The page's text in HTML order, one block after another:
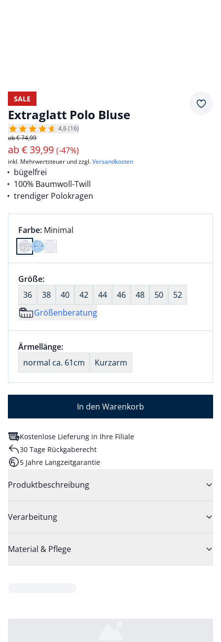
SALE
Extraglatt Polo Bluse
4,6 (16)
ab € 74,99
ab€ 39,99 (-47%)
inkl. Mehrwertsteuer und zzgl.Versandkosten
bügelfrei
100% Baumwoll-Twill
trendiger Polokragen
Farbauswahl:
Farbe: aktuell ausgewählt:
Minimal
Farbe Minimal ausgewählt
Größenauswahl:
Größe:nichts ausgewählt
36
38 40 42 44 46 48 50
52
Größenberatung
Größenauswahl:
Ärmellänge:nichts ausgewählt
normal ca. 61cm
Kurzarm
In den Warenkorb
Kostenlose Lieferung in Ihre Filiale
30 Tage Rückgaberecht
5 Jahre Langzeitgarantie
Produktbeschreibung
Verarbeitung
Material & Pflege